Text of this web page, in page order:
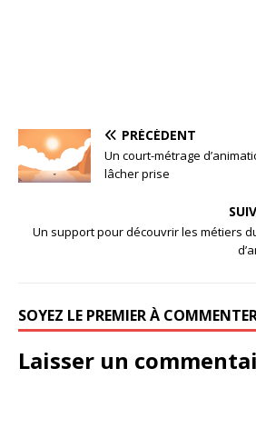
PRÉCÉDENT
Un court-métrage
lâcher prise
Un support pour découvrir les métiers
SOYEZ LE PREMIER À
Laisser un